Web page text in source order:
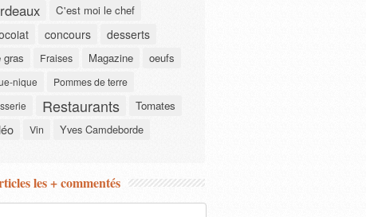
C'est moi le chef
concours desserts
gras Fraises Magazine oeufs
nique
Pommes de terre
Restaurants Tomates
Vin Yves Camdeborde
les + commentés